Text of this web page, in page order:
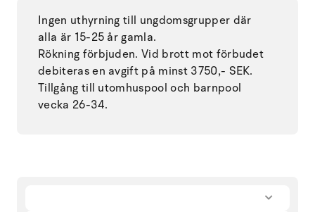
Ingen uthyrning till ungdomsgrupper där
alla är 15-25 år gamla.
Rökning förbjuden. Vid brott mot förbudet
debiteras en avgift på minst 3750,- SEK.
Tillgång till utomhuspool och barnpool
vecka 26-34.